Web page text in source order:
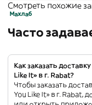
Смотреть похожие
Махлаб
Часто
Как заказать
Like It» в г. Rabat?
Чтобы заказать
You Like It» в г. Rabat,